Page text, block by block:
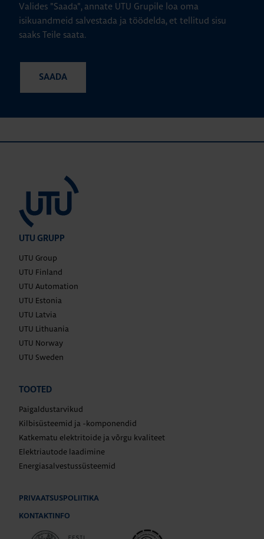
Valides "Saada", annate UTU Grupile loa oma
isikuandmeid salvestada ja töödelda, et tellitud sisu
saaks Teile saata.
UTU GRUPP
UTU Group
UTU Finland
UTU Automation
UTU Estonia
UTU Latvia
UTU Lithuania
UTU Norway
UTU Sweden
TOOTED
Paigaldustarvikud
Kilbisüsteemid ja -komponendid
Katkematu elektritoide ja võrgu kvaliteet
Elektriautode laadimine
Energiasalvestussüsteemid
PRIVAATSUSPOLIITIKA
KONTAKTINFO